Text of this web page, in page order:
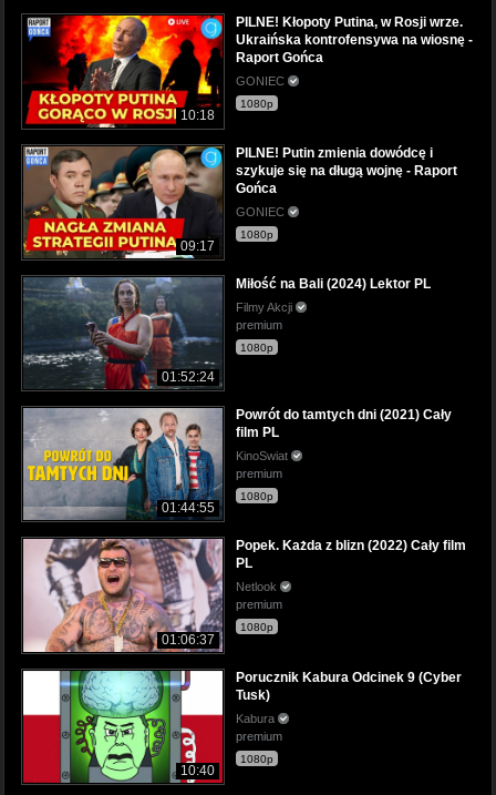
10:18
PILNE! Kłopoty Putina, w Rosji wrze.
Ukraińska kontrofensywa na wiosnę -
Raport Gońca
GONIEC
1080p
09:17
PILNE! Putin zmienia dowódcę i
szykuje się na długą wojnę - Raport
Gońca
GONIEC
1080p
01:52:24
Miłość na Bali (2024) Lektor PL
Filmy Akcji
premium
1080p
01:44:55
Powrót do tamtych dni (2021) Cały
film PL
KinoSwiat
premium
1080p
01:06:37
Popek. Każda z blizn (2022) Cały film
PL
Netlook
premium
1080p
10:40
Porucznik Kabura Odcinek 9 (Cyber
Tusk)
Kabura
premium
1080p